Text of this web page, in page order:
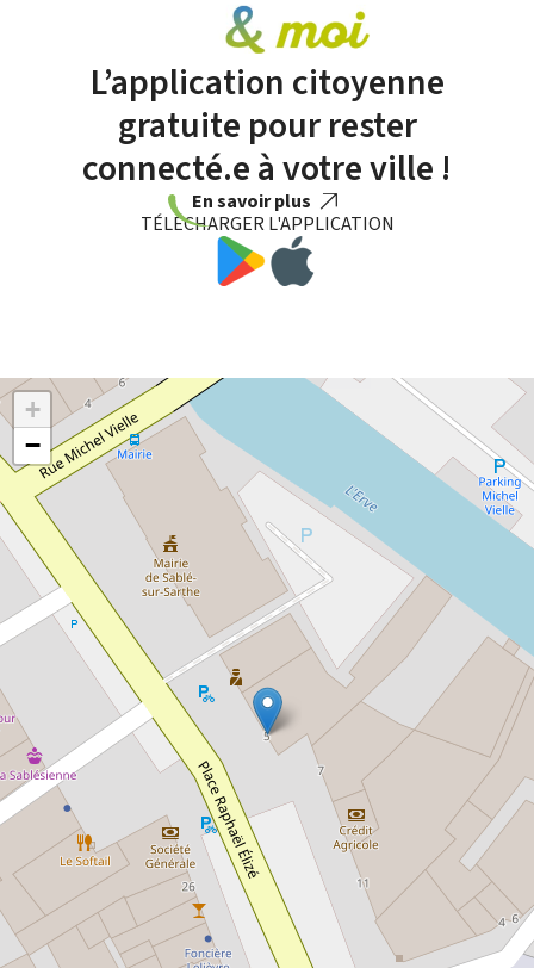
L’application citoyenne
gratuite pour rester
connecté.e à votre ville !
En savoir plus
TÉLÉCHARGER L'APPLICATION
+
−